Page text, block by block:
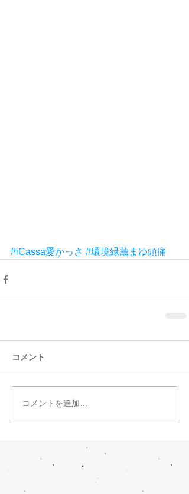
#iCassa愛かっさ #環境緑繭まゆ頭痛
コメント
コメントを追加…